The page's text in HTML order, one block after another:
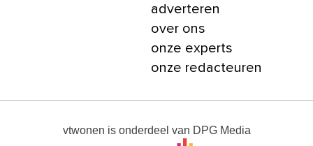
adverteren
over ons
onze experts
onze redacteuren
vtwonen is onderdeel van DPG Media